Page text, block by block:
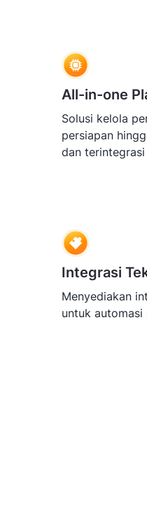
All-in-one
Solusi kelola
persiapan
dan terintegrasi
Integrasi
Menyediakan
untuk